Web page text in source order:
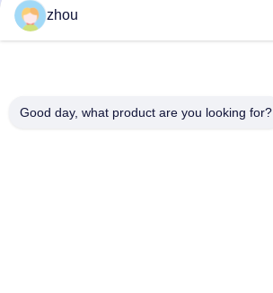
zhou
Good day, what product are you looking for?